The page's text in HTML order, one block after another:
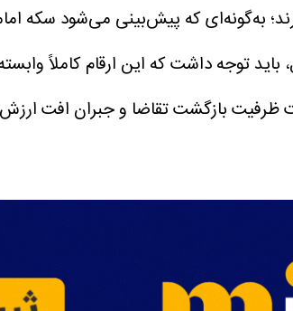
تومان داد و ستد شود. با این حال، باید توجه داشت که
ظرفیت بازگشت تقاضا و جبران افت